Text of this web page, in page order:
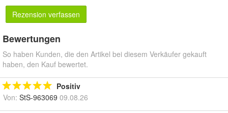
Rezension verfassen
Bewertungen
So haben Kunden, die den Artikel bei diesem Verkäufer gekauft
haben, den Kauf bewertet.
Positiv
Von: StS-963069 09.08.26